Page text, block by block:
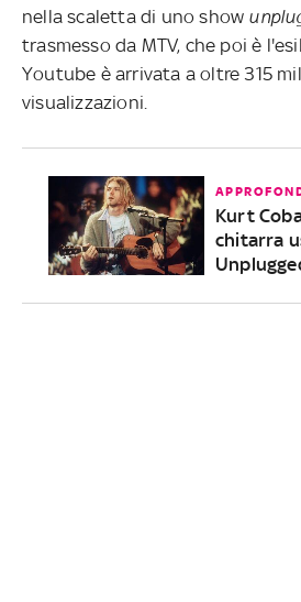
nella scaletta di uno show
trasmesso da MTV, che poi è
Youtube è arrivata a oltre 315
visualizzazioni.
Kurt
chitarra